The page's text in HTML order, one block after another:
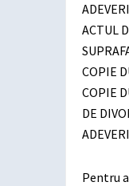
ACTUL
COPIE
COPIE
DE
Pentru